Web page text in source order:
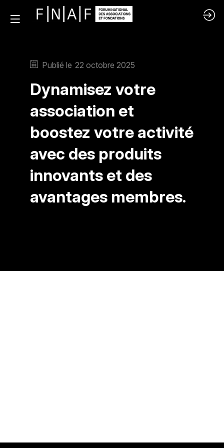
Publié le 22 octobre 2025
Dynamisez votre
association et
boostez votre activité
avec des produits
innovants et des
avantages membres.